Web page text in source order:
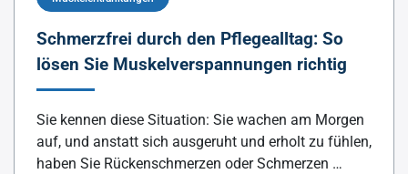
Schmerzfrei durch den Pflegealltag: So
lösen Sie Muskelverspannungen richtig
Sie kennen diese Situation: Sie wachen am Morgen
auf, und anstatt sich ausgeruht und erholt zu fühlen,
haben Sie Rückenschmerzen oder Schmerzen …